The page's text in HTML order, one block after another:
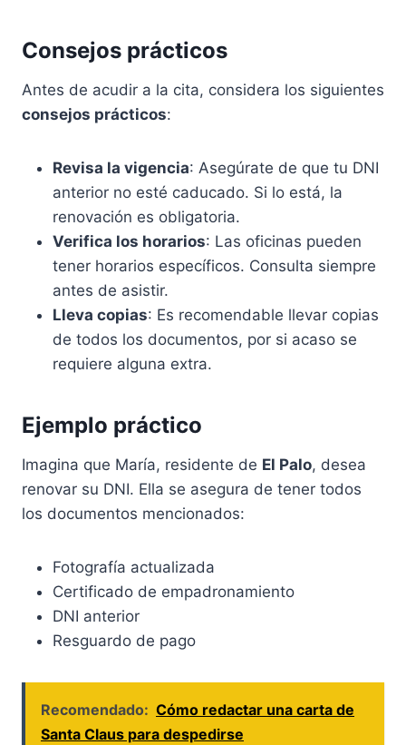
Consejos prácticos
Antes de acudir a la cita, considera los siguientes
consejos prácticos:
Revisa la vigencia: Asegúrate de que tu DNI
anterior no esté caducado. Si lo está, la
renovación es obligatoria.
Verifica los horarios: Las oficinas pueden
tener horarios específicos. Consulta siempre
antes de asistir.
Lleva copias: Es recomendable llevar copias
de todos los documentos, por si acaso se
requiere alguna extra.
Ejemplo práctico
Imagina que María, residente de El Palo, desea
renovar su DNI. Ella se asegura de tener todos
los documentos mencionados:
Fotografía actualizada
Certificado de empadronamiento
DNI anterior
Resguardo de pago
Recomendado: Cómo redactar una carta de
Santa Claus para despedirse